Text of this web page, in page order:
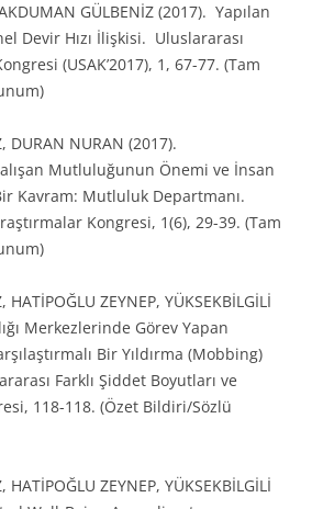
GÜLBENİZ (2017). Yapılan
Devir Hızı İlişkisi. Uluslararası
(USAK’2017), 1, 67-77. (Tam
DURAN NURAN (2017).
Mutluluğunun Önemi ve İnsan
Kavram: Mutluluk Departmanı.
Kongresi, 1(6), 29-39. (Tam
ZEYNEP, YÜKSEKBİLGİLİ
Merkezlerinde Görev Yapan
Bir Yıldırma (Mobbing)
Farklı Şiddet Boyutları ve
118-118. (Özet Bildiri/Sözlü
ZEYNEP, YÜKSEKBİLGİLİ